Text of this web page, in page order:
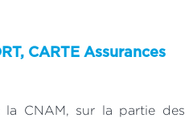
CARTE Assurances
la CNAM, sur la partie des